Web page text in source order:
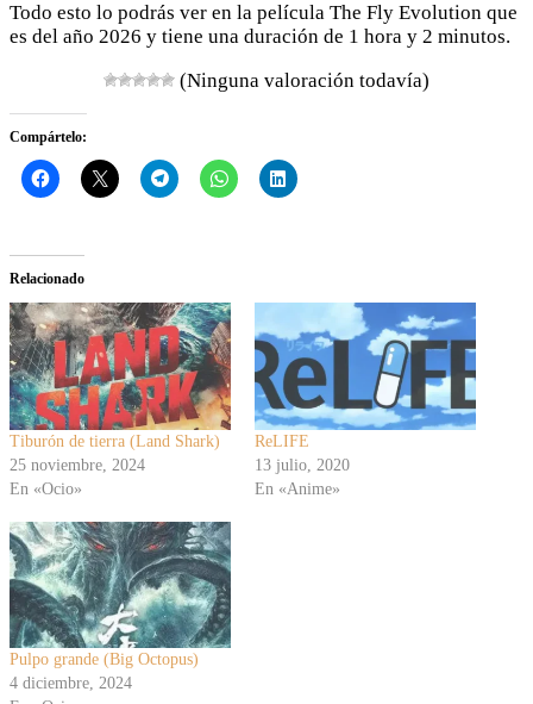
Todo esto lo podrás ver en la película The Fly Evolution que
es del año 2026 y tiene una duración de 1 hora y 2 minutos.
(Ninguna valoración todavía)
Compártelo:
Relacionado
Tiburón de tierra (Land Shark)
25 noviembre, 2024
En «Ocio»
ReLIFE
13 julio, 2020
En «Anime»
Pulpo grande (Big Octopus)
4 diciembre, 2024